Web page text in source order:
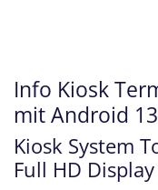
Info Kiosk
mit Android 13
Kiosk System
Full HD Display